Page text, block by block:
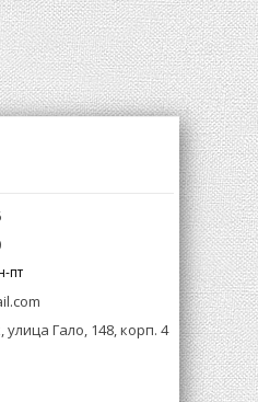
пт
Гало, 148, корп. 4